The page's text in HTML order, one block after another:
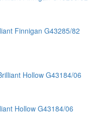
Finnigan G43285/82
Hollow G43184/06